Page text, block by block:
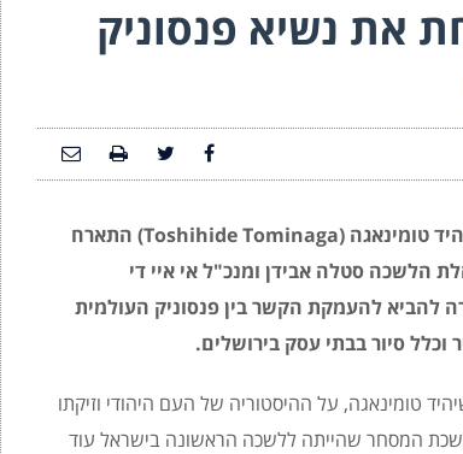
את נשיא פנסוניק
נשיא פנסוניק העולמית בתעשיית התקנים SUNX ושות', טושיהיד טומינאגה (Toshihide Tominaga) התארח
הלשכה סטלה אבידן ומנכ"ל אי איי די
להביא להעמקת הקשר בין פנסוניק העולמית
סיור בבתי עסק בירושלים.
טומינאגה, על ההיסטוריה של העם היהודי וזיקתו
על ההיסטוריה של לשכת המסחר שהייתה ללשכה הראשונה בישראל עוד